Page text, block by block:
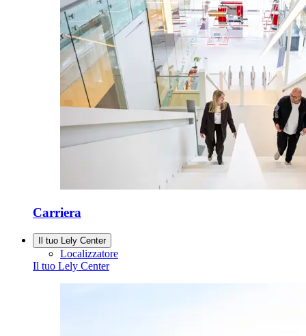
Carriera
Il tuo Lely Center
Localizzatore
Il tuo Lely Center